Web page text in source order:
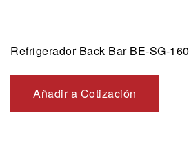
Refrigerador Back Bar BE-SG-160
Añadir a Cotización